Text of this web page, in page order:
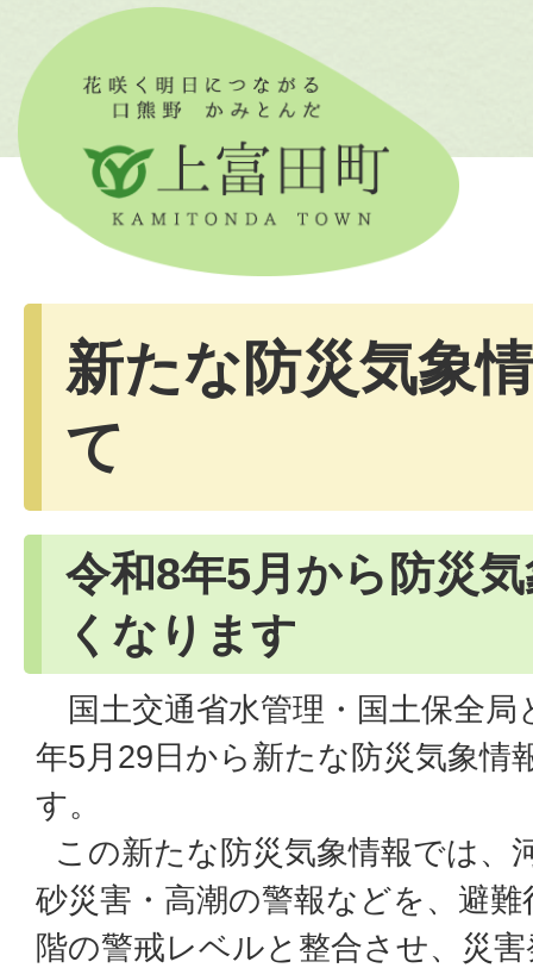
新たな防災気象
て
令和8年5月から防災
くなります
国土交通省水管理・国土保全局
年5月29日から新たな防災気象情
す。
この新たな防災気象情報では、
砂災害・高潮の警報などを、避
階の警戒レベルと整合させ、災